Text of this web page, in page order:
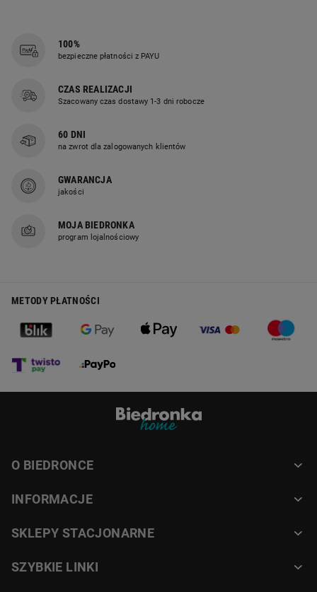
100%
bezpieczne płatności z PAYU
CZAS REALIZACJI
Szacowany czas dostawy 1-3 dni robocze
60 DNI
na zwrot dla zalogowanych klientów
GWARANCJA
jakości
MOJA BIEDRONKA
program lojalnościowy
METODY PŁATNOŚCI
O BIEDRONCE
INFORMACJE
SKLEPY STACJONARNE
SZYBKIE LINKI